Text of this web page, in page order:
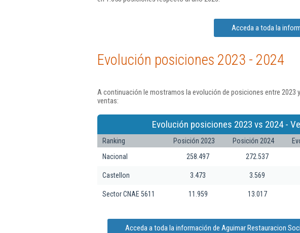
Acceda a toda la
Evolución posiciones 2023 - 2024
A continuación le mostramos la evolución de posiciones entre 2023
ventas:
Evolución posiciones 2023 vs 2024 -
Ranking Posición 2023 Posición 2024
Nacional
258.497 272.537
Castellon 3.473 3.569
Sector CNAE 5611 11.959 13.017
Acceda a toda la información de Aguimar Restauracion